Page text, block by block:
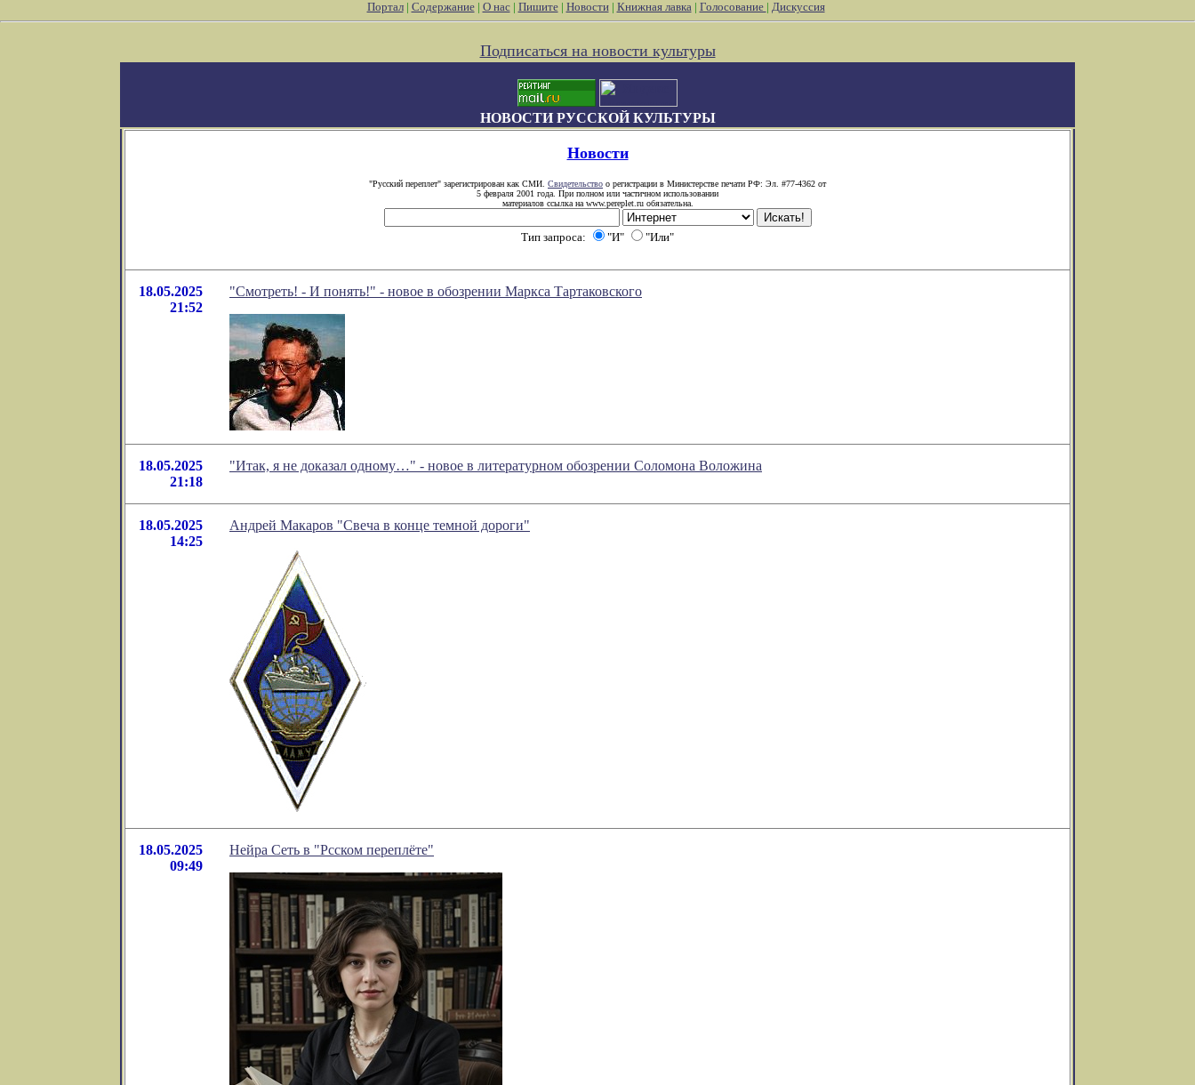
Портал| Содержание| О нас| Пишите| Новости| Книжная лавка| Голосование | Дискуссия
Подписаться на новости культуры
НОВОСТИ РУССКОЙ КУЛЬТУРЫ
Новости
"Русский переплет" зарегистрирован как СМИ. Свидетельство о регистрации в Министерстве печати РФ: Эл. #77-4362 от
5 февраля 2001 года. При полном или частичном использовании
материалов ссылка на www.pereplet.ru обязательна.
Тип запроса: "И" "Или"
18.05.2025
21:52
"Смотреть! - И понять!" - новое в обозрении Маркса Тартаковского
18.05.2025
21:18
"Итак, я не доказал одному…" - новое в литературном обозрении Соломона Воложина
18.05.2025
14:25
Андрей Макаров "Свеча в конце темной дороги"
18.05.2025
09:49
Нейра Сеть в "Рсском переплёте"